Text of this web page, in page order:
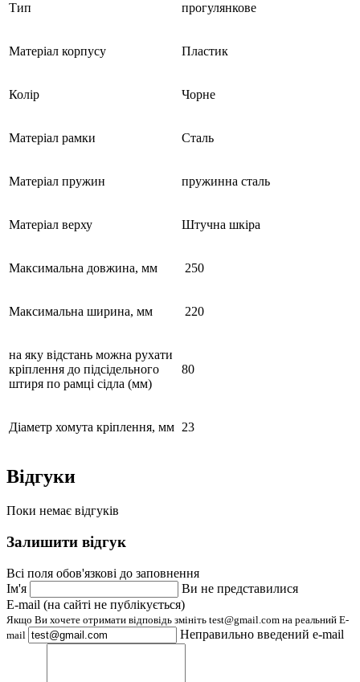
Тип прогулянкове
Матеріал корпусу Пластик
Колір Чорне
Матеріал рамки Сталь
Матеріал пружин пружинна сталь
Матеріал верху Штучна шкіра
Максимальна довжина, мм 250
Максимальна ширина, мм 220
на яку відстань можна рухати
кріплення до підсідельного
штиря по рамці сідла (мм)
80
Діаметр хомута кріплення, мм 23
Відгуки
Поки немає відгуків
Залишити відгук
Всі поля обов'язкові до заповнення
Ім'я
Ви не представилися
E-mail (на сайті не публікується)
Якщо Ви хочете отримати відповідь змініть test@gmail.com на реальний E-
mail
Неправильно введений e-mail